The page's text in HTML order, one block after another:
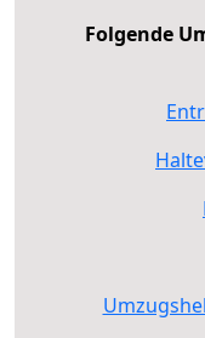
Folgende